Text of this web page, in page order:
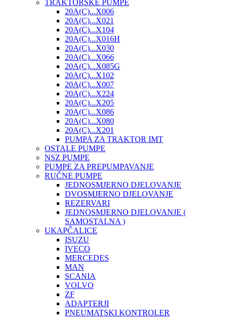
TRAKTORSKE PUMPE
20A(C)...X006
20A(C)...X021
20A(C)...X104
20A(C)...X016H
20A(C)...X030
20A(C)...X066
20A(C)...X085G
20A(C)...X102
20A(C)...X007
20A(C)...X224
20A(C)...X205
20A(C)...X086
20A(C)...X080
20A(C)...X201
PUMPA ZA TRAKTOR IMT
OSTALE PUMPE
NSZ PUMPE
PUMPE ZA PREPUMPAVANJE
RUČNE PUMPE
JEDNOSMJERNO DJELOVANJE
DVOSMJERNO DJELOVANJE
REZERVARI
JEDNOSMJERNO DJELOVANJE (
SAMOSTALNA )
UKAPČALICE
ISUZU
IVECO
MERCEDES
MAN
SCANIA
VOLVO
ZF
ADAPTERJI
PNEUMATSKI KONTROLER